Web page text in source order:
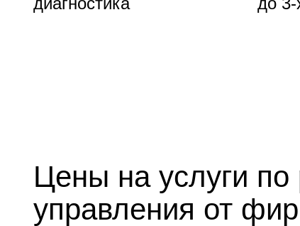
Цены на услуги
управления от